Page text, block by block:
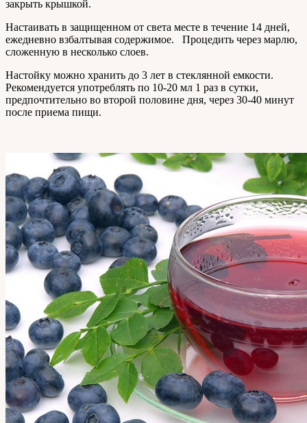
закрыть крышкой.
Настаивать в защищенном от света месте в течение 14 дней,
ежедневно взбалтывая содержимое. Процедить через марлю,
сложенную в несколько слоев.
Настойку можно хранить до 3 лет в стеклянной емкости.
Рекомендуется употреблять по 10-20 мл 1 раз в сутки,
предпочтительно во второй половине дня, через 30-40 минут
после приема пищи.